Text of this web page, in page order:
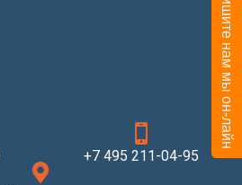
+7 495 211-04-95
Напишите нам мы он-лайн